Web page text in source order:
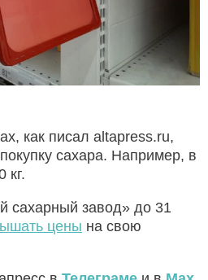
как писал altapress.ru,
сахара. Например, в
кг.
сахарный завод» до 31
цены на свою